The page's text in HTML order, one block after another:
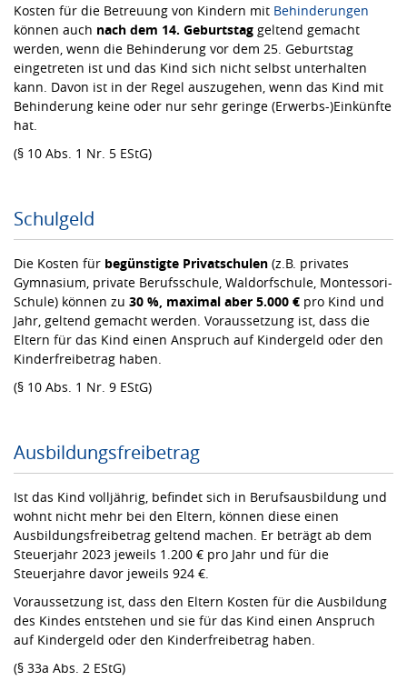
Kosten für die Betreuung von Kindern mit Behinderungen
können auch nach dem 14. Geburtstag geltend gemacht
werden, wenn die Behinderung vor dem 25. Geburtstag
eingetreten ist und das Kind sich nicht selbst unterhalten
kann. Davon ist in der Regel auszugehen, wenn das Kind mit
Behinderung keine oder nur sehr geringe (Erwerbs-)Einkünfte
hat.
(§ 10 Abs. 1 Nr. 5 EStG)
Schulgeld
Die Kosten für begünstigte Privatschulen (z.B. privates
Gymnasium, private Berufsschule, Waldorfschule, Montessori-
Schule) können zu 30 %, maximal aber 5.000 € pro Kind und
Jahr, geltend gemacht werden. Voraussetzung ist, dass die
Eltern für das Kind einen Anspruch auf Kindergeld oder den
Kinderfreibetrag haben.
(§ 10 Abs. 1 Nr. 9 EStG)
Ausbildungsfreibetrag
Ist das Kind volljährig, befindet sich in Berufsausbildung und
wohnt nicht mehr bei den Eltern, können diese einen
Ausbildungsfreibetrag geltend machen. Er beträgt ab dem
Steuerjahr 2023 jeweils 1.200 € pro Jahr und für die
Steuerjahre davor jeweils 924 €.
Voraussetzung ist, dass den Eltern Kosten für die Ausbildung
des Kindes entstehen und sie für das Kind einen Anspruch
auf Kindergeld oder den Kinderfreibetrag haben.
(§ 33a Abs. 2 EStG)